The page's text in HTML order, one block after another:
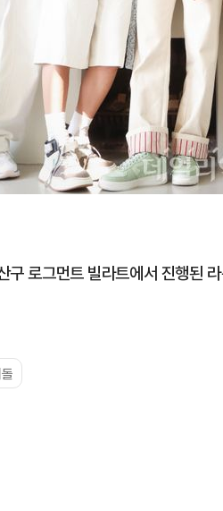
로그먼트 빌라트에서 진행된